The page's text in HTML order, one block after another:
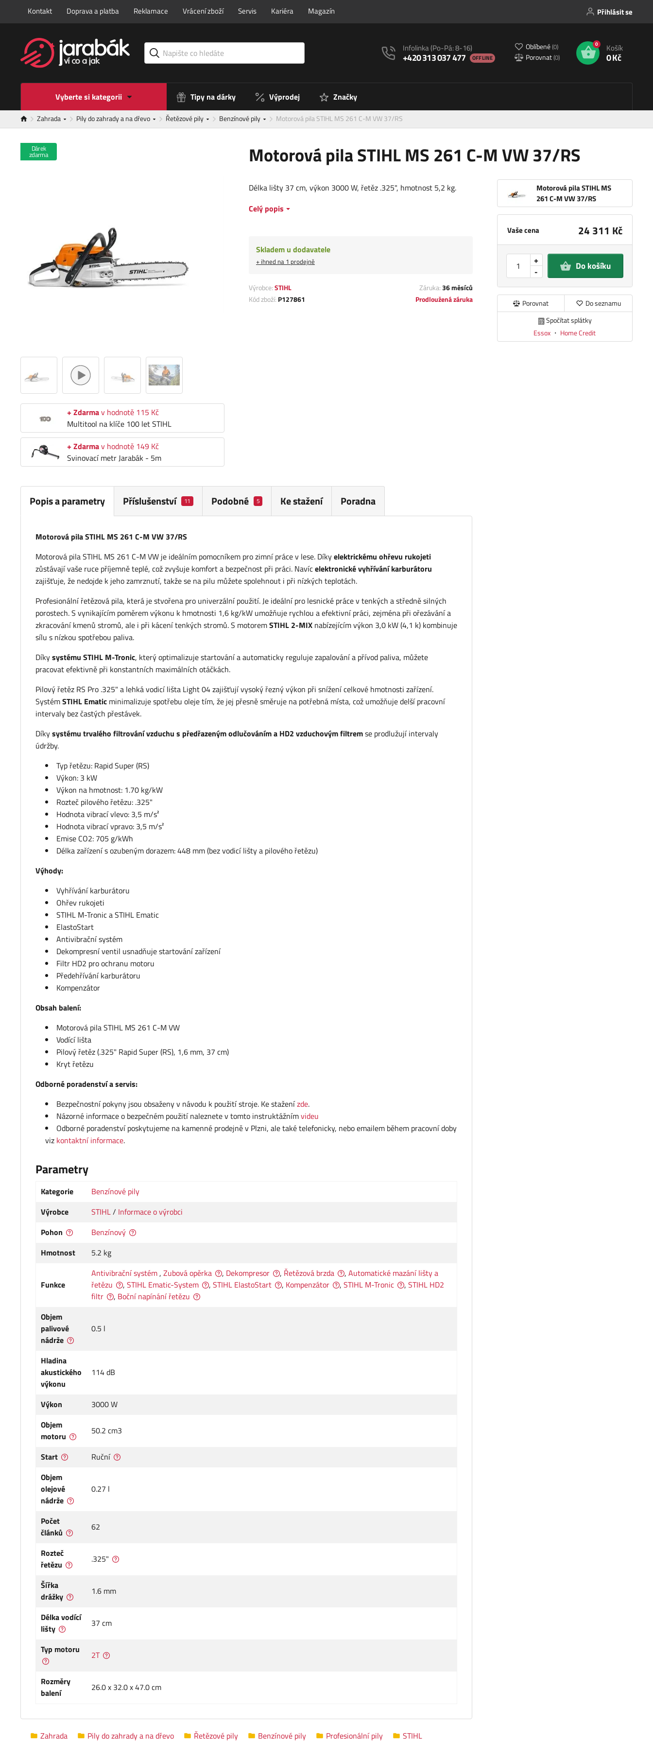
Kontakt Doprava a platba Reklamace Vrácení zboží Servis Kariéra Magazín Přihlásit se
Infolinka(Po-Pá: 8-16)
+420 313 037 477 OFFLINE
Oblíbené(0)
Porovnat(0)
0 Košík
0 Kč
Vyberte si kategorii Tipy na dárky Výprodej Značky
Zahrada Pily do zahrady a na dřevo Řetězové pily Benzínové pily Motorová pila STIHL MS 261 C-M VW 37/RS
Motorová pila STIHL MS 261 C-M VW 37/RS
Dárek
zdarma
+ Zdarmav hodnotě 115 Kč
Multitool na klíče 100 let STIHL
+ Zdarmav hodnotě 149 Kč
Svinovací metr Jarabák - 5m
Motorová pila STIHL MS
261 C-M VW 37/RS
Vaše cena 24 311 Kč
-
+ Do košíku
Porovnat
Do seznamu
Spočítat splátky
Essox ・ Home Credit
Délka lišty 37 cm, výkon 3000 W, řetěz .325", hmotnost 5,2 kg.
Celý popis
Skladem u dodavatele
+ ihned na 1 prodejně
Výrobce:STIHL Záruka:36 měsíců
Kód zboží: P127861 Prodloužená záruka
Popis a parametry Příslušenství 11 Podobné 5 Ke stažení Poradna
Motorová pila STIHL MS 261 C-M VW 37/RS
Motorová pila STIHL MS 261 C-M VW je ideálním pomocníkem pro zimní práce v lese. Díkyelektrickému ohřevu rukojeti
zůstávají vaše ruce příjemně teplé, což zvyšuje komfort a bezpečnost při práci. Navícelektronické vyhřívání karburátoru
zajišťuje, že nedojde k jeho zamrznutí, takže se na pilu můžete spolehnout i při nízkých teplotách.
Profesionální řetězová pila, která je stvořena pro univerzální použití. Je ideální pro lesnické práce v tenkých a středně silných
porostech. S vynikajícím poměrem výkonu k hmotnosti 1,6 kg/kW umožňuje rychlou a efektivní práci, zejména při ořezávání a
zkracování kmenů stromů, ale i při kácení tenkých stromů. S motoremSTIHL 2-MIX nabízejícím výkon 3,0 kW (4,1 k) kombinuje
sílu s nízkou spotřebou paliva.
Díkysystému STIHL M-Tronic, který optimalizuje startování a automaticky reguluje zapalování a přívod paliva, můžete
pracovat efektivně při konstantních maximálních otáčkách.
Pilový řetěz RS Pro .325" a lehká vodicí lišta Light 04 zajišťují vysoký řezný výkon při snížení celkové hmotnosti zařízení.
SystémSTIHL Ematic minimalizuje spotřebu oleje tím, že jej přesně směruje na potřebná místa, což umožňuje delší pracovní
intervaly bez častých přestávek.
Díkysystému trvalého filtrování vzduchu s předřazeným odlučováním a HD2 vzduchovým filtremse prodlužují intervaly
údržby.
Typ řetězu: Rapid Super (RS)
Výkon: 3 kW
Výkon na hmotnost: 1.70 kg/kW
Rozteč pilového řetězu: .325"
Hodnota vibrací vlevo: 3,5 m/s²
Hodnota vibrací vpravo: 3,5 m/s²
Emise CO2: 705 g/kWh
Délka zařízení s ozubeným dorazem: 448 mm (bez vodicí lišty a pilového řetězu)
Výhody:
Vyhřívání karburátoru
Ohřev rukojeti
STIHL M-Tronic a STIHL Ematic
ElastoStart
Antivibrační systém
Dekompresní ventil usnadňuje startování zařízení
Filtr HD2 pro ochranu motoru
Předehřívání karburátoru
Kompenzátor
Obsah balení:
Motorová pila STIHL MS 261 C-M VW
Vodící lišta
Pilový řetěz (.325" Rapid Super (RS), 1,6 mm, 37 cm)
Kryt řetězu
Odborné poradenství a servis:
Bezpečnostní pokyny jsou obsaženy v návodu k použití stroje. Ke staženízde.
Názorné informace o bezpečném použití naleznete v tomto instruktážnímvideu
Odborné poradenství poskytujeme na kamenné prodejně v Plzni, ale také telefonicky, nebo emailem během pracovní doby
viz kontaktní informace.
Parametry
Kategorie
Benzínové pily
Výrobce
STIHL/ Informace o výrobci
Pohon
Benzínový
Hmotnost
5.2 kg
Funkce
Antivibrační systém, Zubová opěrka , Dekompresor , Řetězová brzda , Automatické mazání lišty a
řetězu
, STIHL Ematic-System , STIHL ElastoStart , Kompenzátor , STIHL M-Tronic , STIHL HD2
filtr
, Boční napínání řetězu
Objem
palivové
nádrže
0.5 l
Hladina
akustického
výkonu
114 dB
Výkon
3000 W
Objem
motoru
50.2 cm3
Start
Ruční
Objem
olejové
nádrže
0.27 l
Počet
článků
62
Rozteč
řetězu
.325"
Šířka
drážky
1.6 mm
Délka vodící
lišty
37 cm
Typ motoru 2T
Rozměry
balení
26.0 x 32.0 x 47.0 cm
Zahrada Pily do zahrady a na dřevo Řetězové pily Benzínové pily Profesionální pily
STIHL